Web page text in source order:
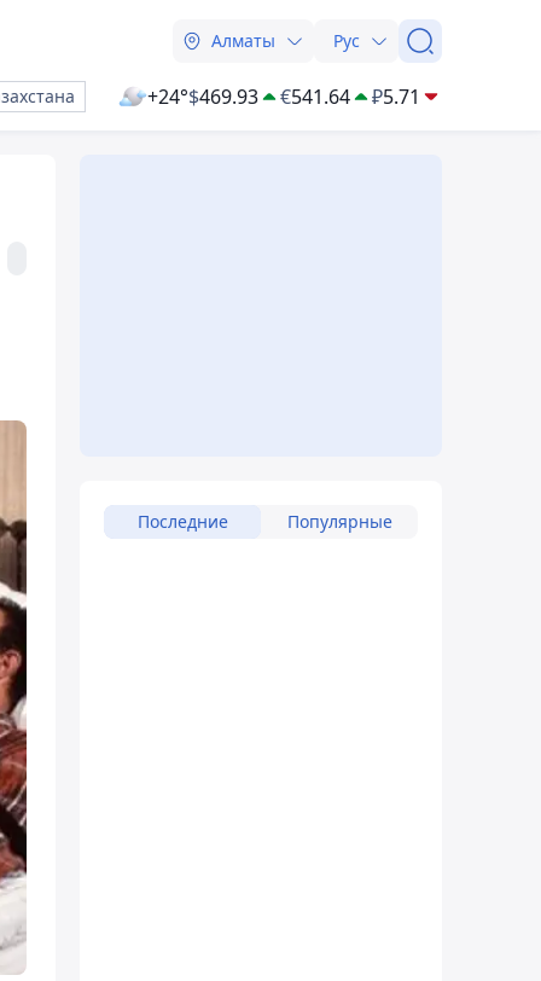
Алматы Рус
+24°$469.93 €541.64 ₽5.71
Последние Популярные